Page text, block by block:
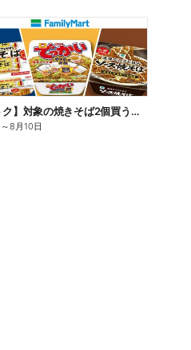
【おトク】対象の焼きそば2個買うと100円引き!
～8月10日